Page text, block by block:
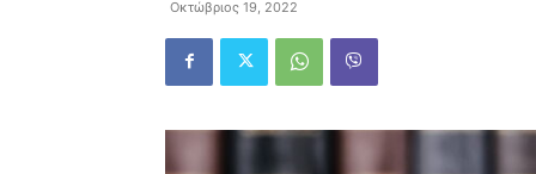
Οκτώβριος 19, 2022